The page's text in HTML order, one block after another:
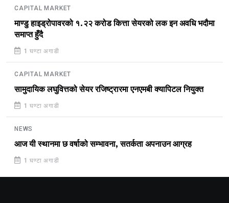
CAPITAL MARKET
माण्डु हाइड्रोपावरको १.२२ करोड कित्ता सेयरको लक इन अवधि भदौमा
समाप्त हुँदै
1 घण्टा अगाडी
CAPITAL MARKET
सामुदायिक लघुवित्तको सेयर रजिष्ट्रारमा एनएमबी क्यापिटल नियुक्त
1 घण्टा अगाडी
NEWS
आज यी स्थानमा छ वर्षाको सम्भावना, सतर्कता अपनाउन आग्रह
1 घण्टा अगाडी